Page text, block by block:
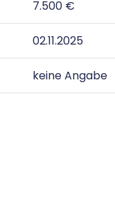
7.500 €
02.11.2025
keine Angabe